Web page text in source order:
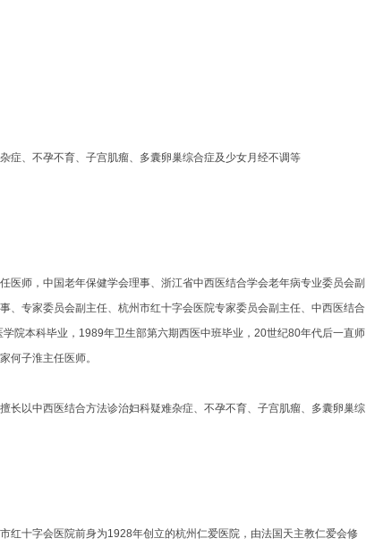
症、不孕不育、子宫肌瘤、多囊卵巢综合症及少女月经不调等
医师，中国老年保健学会理事、浙江省中西医结合学会老年病专业委员会副
、专家委员会副主任、杭州市红十字会医院专家委员会副主任、中西医结合
院本科毕业，1989年卫生部第六期西医中班毕业，20世纪80年代后一直师
何子淮主任医师。
以中西医结合方法诊治妇科疑难杂症、不孕不育、子宫肌瘤、多囊卵巢综
十字会医院前身为1928年创立的杭州仁爱医院，由法国天主教仁爱会修